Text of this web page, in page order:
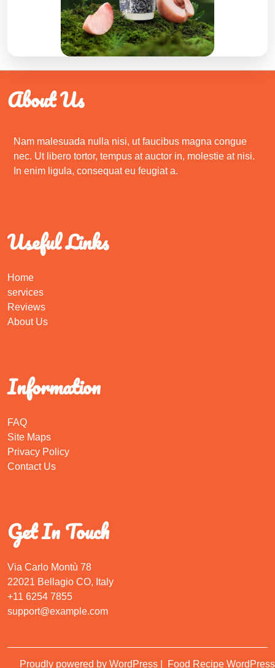
About Us
Nam malesuada nulla nisi, ut faucibus magna congue
nec. Ut libero tortor, tempus at auctor in, molestie at nisi.
In enim ligula, consequat eu feugiat a.
Useful Links
Home
services
Reviews
About Us
Information
FAQ
Site Maps
Privacy Policy
Contact Us
Get In Touch
Via Carlo Montù 78
22021 Bellagio CO, Italy
+11 6254 7855
support@example.com
Proudly powered by WordPress Food Recipe WordPress